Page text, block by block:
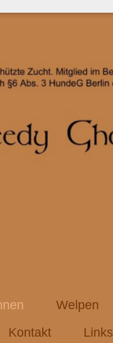
Welpen
Kontakt Links